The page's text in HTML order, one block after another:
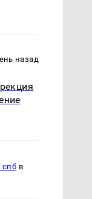
назад
спб в